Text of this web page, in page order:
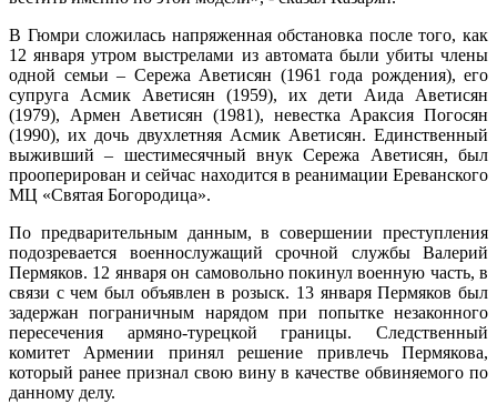
В Гюмри сложилась напряженная обстановка после того, как
12 января утром выстрелами из автомата были убиты члены
одной семьи – Сережа Аветисян (1961 года рождения), его
супруга Асмик Аветисян (1959), их дети Аида Аветисян
(1979), Армен Аветисян (1981), невестка Араксия Погосян
(1990), их дочь двухлетняя Асмик Аветисян. Единственный
выживший – шестимесячный внук Сережа Аветисян, был
прооперирован и сейчас находится в реанимации Ереванского
МЦ «Святая Богородица».
По предварительным данным, в совершении преступления
подозревается военнослужащий срочной службы Валерий
Пермяков. 12 января он самовольно покинул военную часть, в
связи с чем был объявлен в розыск. 13 января Пермяков был
задержан пограничным нарядом при попытке незаконного
пересечения армяно-турецкой границы. Следственный
комитет Армении принял решение привлечь Пермякова,
который ранее признал свою вину в качестве обвиняемого по
данному делу.